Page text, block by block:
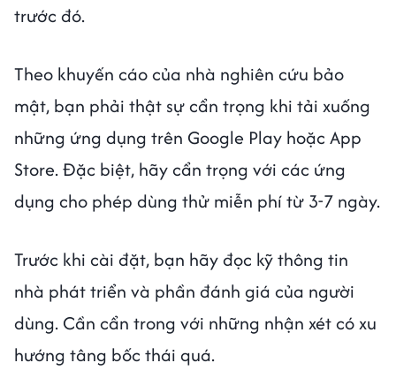
trước đó.
Theo khuyến cáo của nhà nghiên cứu bảo
mật, bạn phải thật sự cẩn trọng khi tải xuống
những ứng dụng trên Google Play hoặc App
Store. Đặc biệt, hãy cẩn trọng với các ứng
dụng cho phép dùng thử miễn phí từ 3-7 ngày.
Trước khi cài đặt, bạn hãy đọc kỹ thông tin
nhà phát triển và phần đánh giá của người
dùng. Cần cẩn trong với những nhận xét có xu
hướng tâng bốc thái quá.